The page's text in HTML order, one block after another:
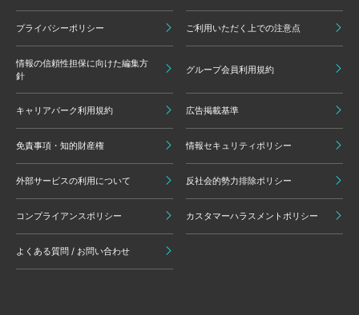
プライバシーポリシー ご利用いただく上での注意点
情報の信頼性担保に向けた編集方
針
グループ会員利用規約
キャリアパーク利用規約 広告掲載基準
免責事項・知的財産権 情報セキュリティポリシー
外部サービスの利用について 反社会的勢力排除ポリシー
コンプライアンスポリシー カスタマーハラスメントポリシー
よくある質問 / お問い合わせ